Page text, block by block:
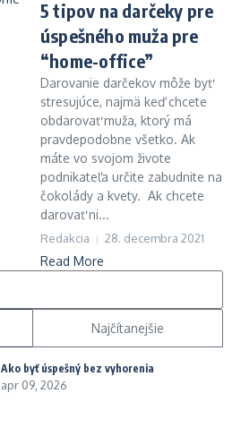
5 tipov na darčeky pre
úspešného muža pre
“home-office”
Darovanie darčekov môže byť
stresujúce, najmä keď chcete
obdarovať muža, ktorý má
pravdepodobne všetko. Ak
máte vo svojom živote
podnikateľa určite zabudnite na
čokolády a kvety. Ak chcete
darovať ni...
Redakcia 28. decembra 2021
Read More
Najčítanejšie
Ako byť úspešný bez vyhorenia
apr 09, 2026